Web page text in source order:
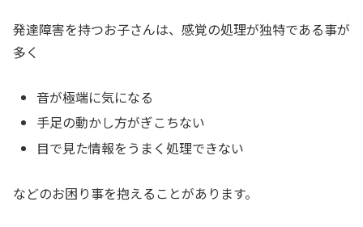
発達障害を持つお子さんは、感覚の処理が独特である事が
多く
音が極端に気になる
手足の動かし方がぎこちない
目で見た情報をうまく処理できない
などのお困り事を抱えることがあります。